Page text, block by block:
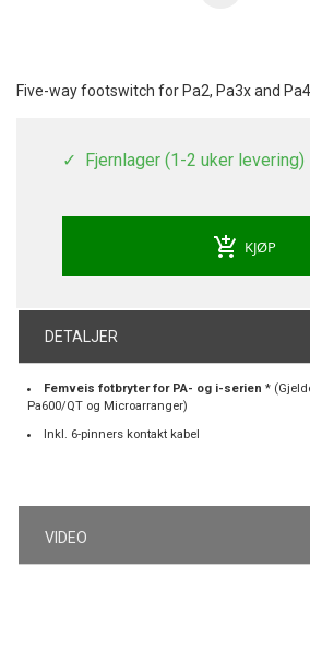
Five-way footswitch for Pa2, Pa3x and
Fjernlager (1-2 uker levering)
add_shopping_cart KJØP
DETALJER
Femveis fotbryter for PA- og i-serien *
Pa600/QT og Microarranger)
Inkl. 6-pinners kontakt kabel
VIDEO